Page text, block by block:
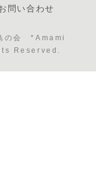
問い合わせ
の会 *Amami
Reserved.